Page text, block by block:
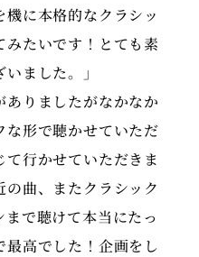
に本格的なクラシッ
たいです！とても素
ました。」
ありましたがなかなか
形で聴かせていただ
行かせていただきま
曲、またクラシック
で聴けて本当にたっ
高でした！企画をし